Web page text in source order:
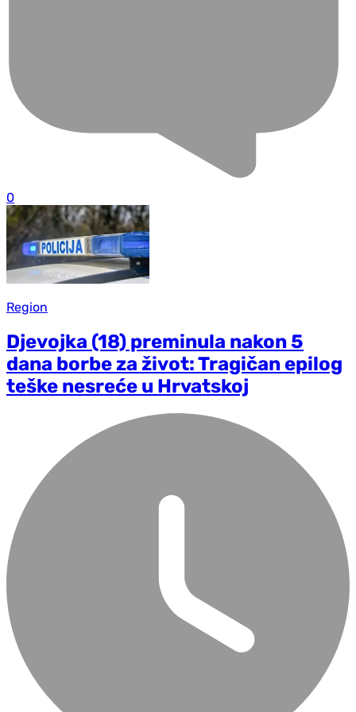
0
Region
Djevojka (18) preminula nakon 5
dana borbe za život: Tragičan epilog
teške nesreće u Hrvatskoj